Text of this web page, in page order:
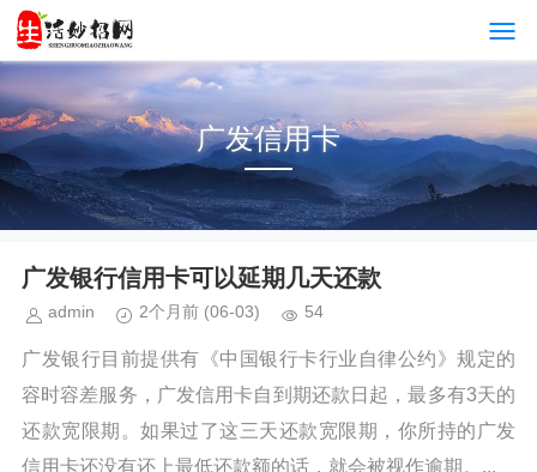
广发信用卡
广发银行信用卡可以延期几天还款
admin 2个月前 (06-03) 54
广发银行目前提供有《中国银行卡行业自律公约》规定的
容时容差服务，广发信用卡自到期还款日起，最多有3天的
还款宽限期。如果过了这三天还款宽限期，你所持的广发
信用卡还没有还上最低还款额的话，就会被视作逾期。...